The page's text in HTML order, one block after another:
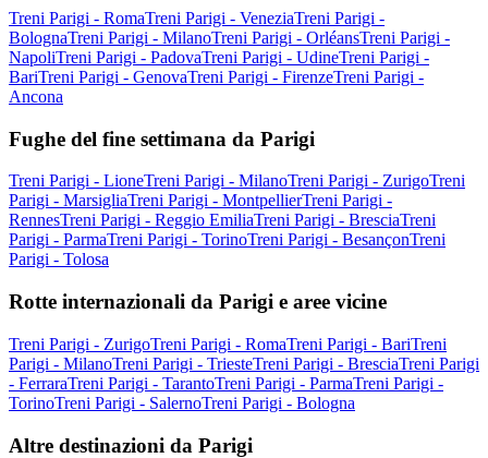
Treni Parigi - RomaTreni Parigi - VeneziaTreni Parigi -
BolognaTreni Parigi - MilanoTreni Parigi - OrléansTreni Parigi -
NapoliTreni Parigi - PadovaTreni Parigi - UdineTreni Parigi -
BariTreni Parigi - GenovaTreni Parigi - FirenzeTreni Parigi -
Ancona
Fughe del fine settimana da Parigi
Treni Parigi - LioneTreni Parigi - MilanoTreni Parigi - ZurigoTreni
Parigi - MarsigliaTreni Parigi - MontpellierTreni Parigi -
RennesTreni Parigi - Reggio EmiliaTreni Parigi - BresciaTreni
Parigi - ParmaTreni Parigi - TorinoTreni Parigi - BesançonTreni
Parigi - Tolosa
Rotte internazionali da Parigi e aree vicine
Treni Parigi - ZurigoTreni Parigi - RomaTreni Parigi - BariTreni
Parigi - MilanoTreni Parigi - TriesteTreni Parigi - BresciaTreni Parigi
- FerraraTreni Parigi - TarantoTreni Parigi - ParmaTreni Parigi -
TorinoTreni Parigi - SalernoTreni Parigi - Bologna
Altre destinazioni da Parigi